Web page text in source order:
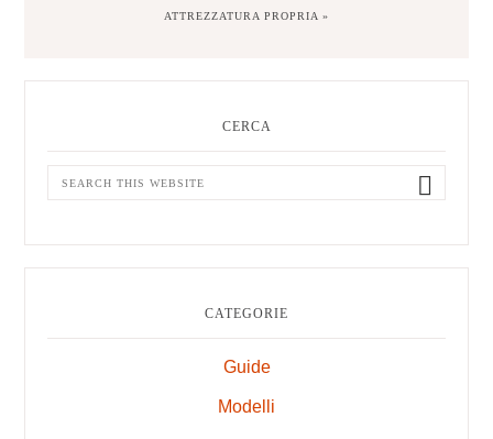
ATTREZZATURA PROPRIA »
CERCA
Search
website
CATEGORIE
Guide
Modelli